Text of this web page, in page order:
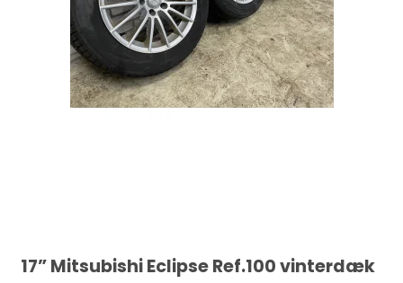
17” Mitsubishi Eclipse Ref.100 vinterdæk